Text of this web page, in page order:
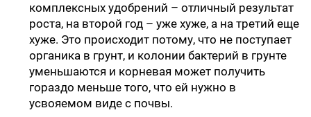
комплексных удобрений – отличный результат
роста, на второй год – уже хуже, а на третий еще
хуже. Это происходит потому, что не поступает
органика в грунт, и колонии бактерий в грунте
уменьшаются и корневая может получить
гораздо меньше того, что ей нужно в
усвояемом виде с почвы.